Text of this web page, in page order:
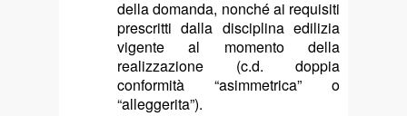
della domanda, nonché ai requisiti
prescritti dalla disciplina edilizia
vigente al momento della
realizzazione (c.d. doppia
conformità “asimmetrica” o
“alleggerita”).